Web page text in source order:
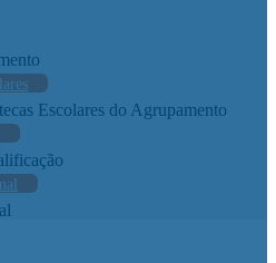
Escolares do Agrupamento